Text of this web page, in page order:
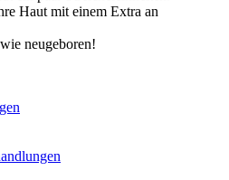
Haut mit einem Extra an
neugeboren!